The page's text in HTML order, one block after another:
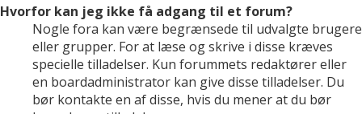
Hvorfor kan jeg ikke få adgang til et forum?
Nogle fora kan være begrænsede til udvalgte brugere
eller grupper. For at læse og skrive i disse kræves
specielle tilladelser. Kun forummets redaktører eller
en boardadministrator kan give disse tilladelser. Du
bør kontakte en af disse, hvis du mener at du bør